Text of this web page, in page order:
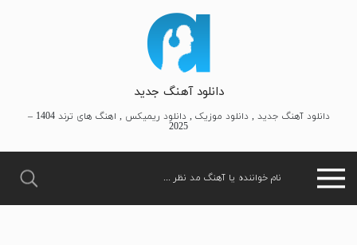
دانلود آهنگ جدید
دانلود آهنگ جدید , دانلود موزیک , دانلود ریمیکس , اهنگ های ترند 1404 –
2025